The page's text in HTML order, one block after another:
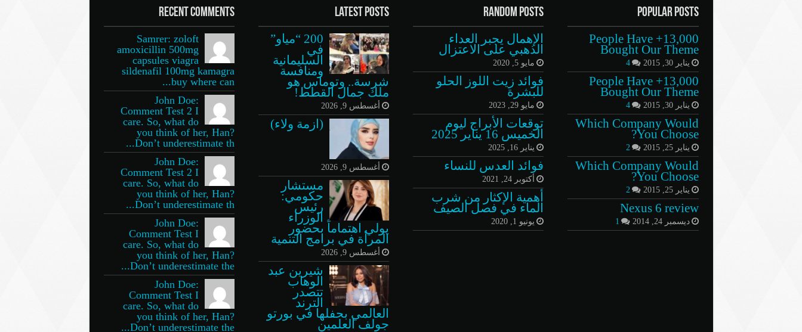
Popular Posts
13,000+ People Have
Bought Our Theme
يناير 30, 2015 4
13,000+ People Have
Bought Our Theme
يناير 30, 2015 4
Which Company Would
You Choose?
يناير 25, 2015 2
Which Company Would
You Choose?
يناير 25, 2015 2
Nexus 6 review
ديسمبر 24, 2014 1
Random Posts
الإهمال يجبر العداء
الذهبي على الاعتزال
مايو 5, 2020
فوائد زيت اللوز الحلو
للبشرة
مايو 29, 2023
توقعات الأبراج ليوم
الخميس 16 يناير 2025
يناير 16, 2025
فوائد العدس للنساء
أكتوبر 24, 2021
أهمية الإكثار من شرب
الماء في فصل الصيف
يونيو 1, 2020
Latest Posts
200 “مياو”
في
السليمانية
ومنافسة
شرسة.. وتوماس هو
ملك جمال القطط!
أغسطس 9, 2026
(ازمة ولاء)
أغسطس 9, 2026
مستشار
حكومي:
رئيس
الوزراء
يولي اهتماماً بحضور
المرأة في برامج التنمية
أغسطس 9, 2026
شيرين عبد
الوهاب
تتصدر
الترند
العالمي بحفلها في بورتو
جولف العلمين
Recent Comments
Samrer: zoloft
amoxicillin 500mg
capsules viagra
sildenafil 100mg kamagra
buy where can...
John Doe:
Comment Test 2 I
care. So, what do
you think of her, Han?
Don’t underestimate th...
John Doe:
Comment Test 2 I
care. So, what do
you think of her, Han?
Don’t underestimate th...
John Doe:
Comment Test I
care. So, what do
you think of her, Han?
Don’t underestimate the...
John Doe:
Comment Test I
care. So, what do
you think of her, Han?
Don’t underestimate the...